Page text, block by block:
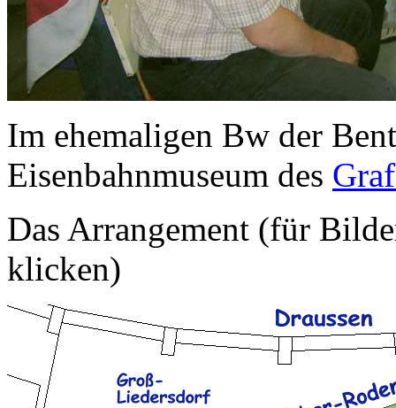
Im ehemaligen Bw der
Eisenbahnmuseum des
Das Arrangement (für
klicken)